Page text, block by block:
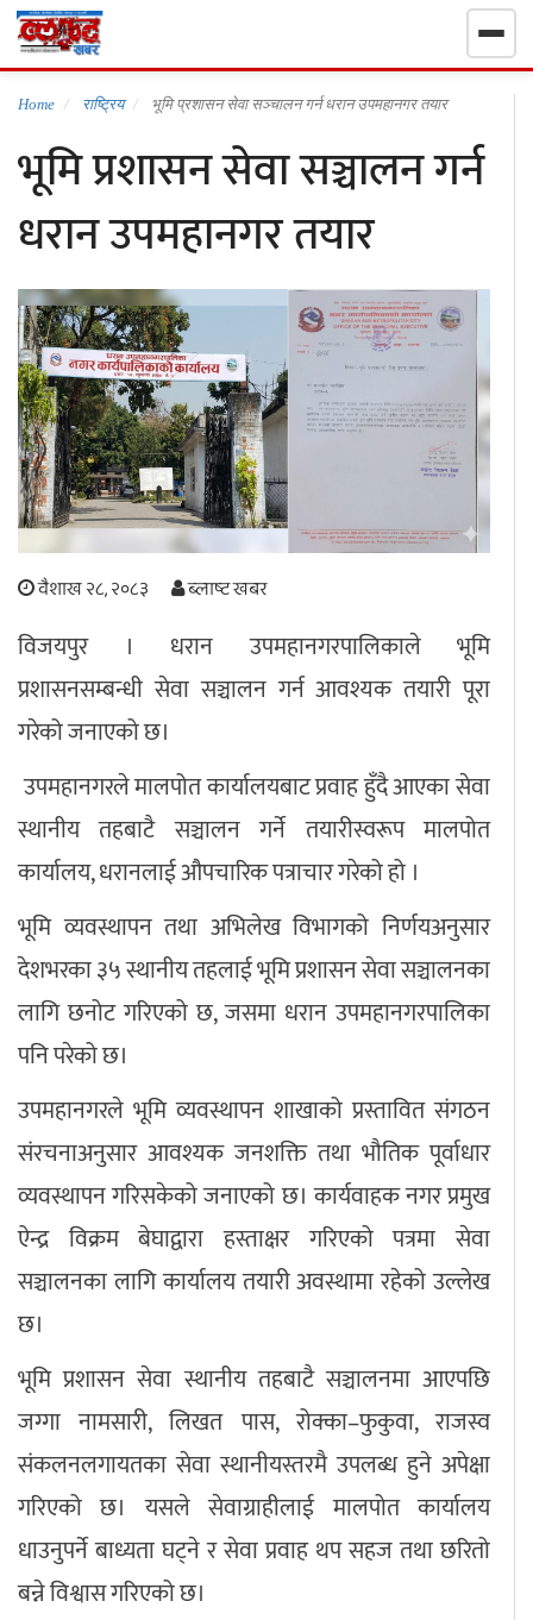
गृहपृष्ठ
निर्वाचन खबर
समाचार
राजनीति
राष्ट्रिय
खेलकुद
स्वास्थ्य
अपराध
छापा समाचार
थप विभाग
अन्तर्राष्ट्रिय / प्रवास
अन्तरवार्ता संस्कृति साहित्य
ब्लग/रिभ्यु
राशिफल
Home राष्ट्रिय भूमि प्रशासन सेवा सञ्चालन गर्न धरान उपमहानगर तयार
भूमि प्रशासन सेवा सञ्चालन गर्न
धरान उपमहानगर तयार
वैशाख २८, २०८३ ब्लाष्ट खबर
विजयपुर । धरान उपमहानगरपालिकाले भूमि
प्रशासनसम्बन्धी सेवा सञ्चालन गर्न आवश्यक तयारी पूरा
गरेको जनाएको छ।
उपमहानगरले मालपोत कार्यालयबाट प्रवाह हुँदै आएका सेवा
स्थानीय तहबाटै सञ्चालन गर्ने तयारीस्वरूप मालपोत
कार्यालय, धरानलाई औपचारिक पत्राचार गरेको हो ।
भूमि व्यवस्थापन तथा अभिलेख विभागको निर्णयअनुसार
देशभरका ३५ स्थानीय तहलाई भूमि प्रशासन सेवा सञ्चालनका
लागि छनोट गरिएको छ, जसमा धरान उपमहानगरपालिका
पनि परेको छ।
उपमहानगरले भूमि व्यवस्थापन शाखाको प्रस्तावित संगठन
संरचनाअनुसार आवश्यक जनशक्ति तथा भौतिक पूर्वाधार
व्यवस्थापन गरिसकेको जनाएको छ। कार्यवाहक नगर प्रमुख
ऐन्द्र विक्रम बेघाद्वारा हस्ताक्षर गरिएको पत्रमा सेवा
सञ्चालनका लागि कार्यालय तयारी अवस्थामा रहेको उल्लेख
छ।
भूमि प्रशासन सेवा स्थानीय तहबाटै सञ्चालनमा आएपछि
जग्गा नामसारी, लिखत पास, रोक्का–फुकुवा, राजस्व
संकलनलगायतका सेवा स्थानीयस्तरमै उपलब्ध हुने अपेक्षा
गरिएको छ। यसले सेवाग्राहीलाई मालपोत कार्यालय
धाउनुपर्ने बाध्यता घट्ने र सेवा प्रवाह थप सहज तथा छरितो
बन्ने विश्वास गरिएको छ।